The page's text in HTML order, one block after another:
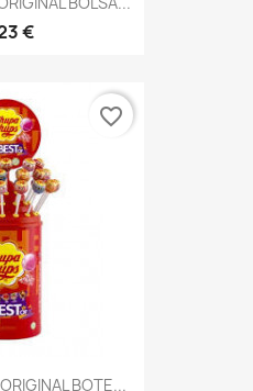
€
BOTE...
favorite_border